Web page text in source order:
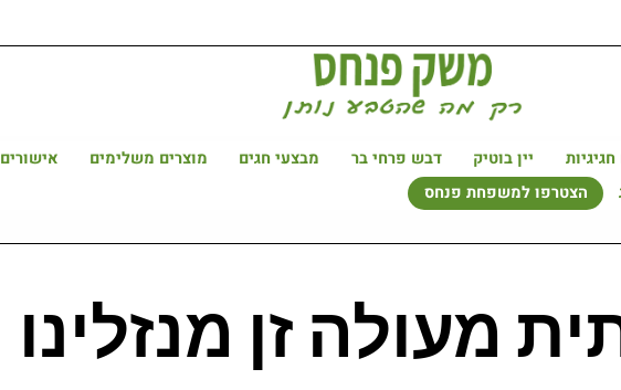
יין בוטיק דבש פרחי בר מבצעי חגים מוצרים משלימים
אישורים
הצטרפו למשפחת פנחס
מעולה זן מנזלינו